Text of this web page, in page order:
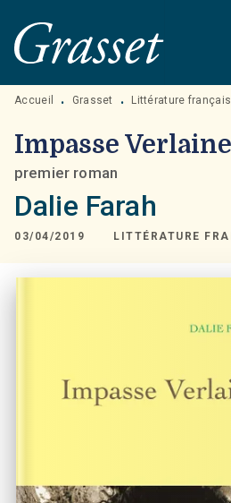
MENU RECHERCHE
PIED DE PAGE
Accueil • Grasset • Littérature
Impasse Verlaine
premier roman
Dalie Farah
03/04/2019 LITTÉRATURE